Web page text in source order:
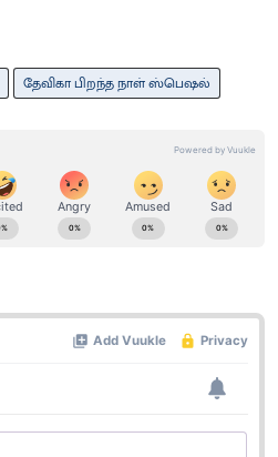
தேவிகா பிறந்த நாள் ஸ்பெஷல்